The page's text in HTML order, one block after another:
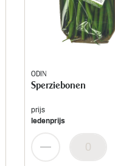
ODIN
Sperziebonen
prijs
ledenprijs